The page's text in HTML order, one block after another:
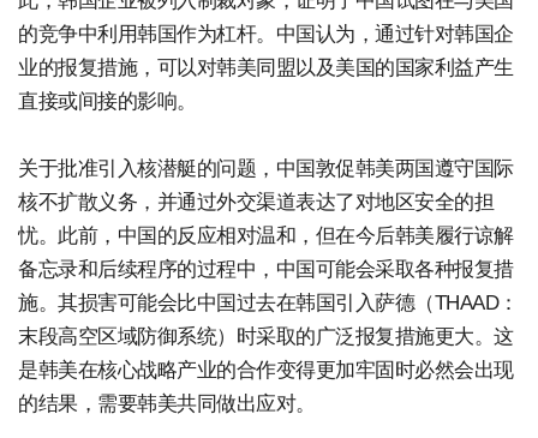
的竞争中利用韩国作为杠杆。中国认为，通过针对韩国企
业的报复措施，可以对韩美同盟以及美国的国家利益产生
直接或间接的影响。
关于批准引入核潜艇的问题，中国敦促韩美两国遵守国际
核不扩散义务，并通过外交渠道表达了对地区安全的担
忧。此前，中国的反应相对温和，但在今后韩美履行谅解
备忘录和后续程序的过程中，中国可能会采取各种报复措
施。其损害可能会比中国过去在韩国引入萨德（THAAD：
末段高空区域防御系统）时采取的广泛报复措施更大。这
是韩美在核心战略产业的合作变得更加牢固时必然会出现
的结果，需要韩美共同做出应对。